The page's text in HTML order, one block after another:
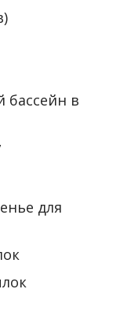
бассейн в
для